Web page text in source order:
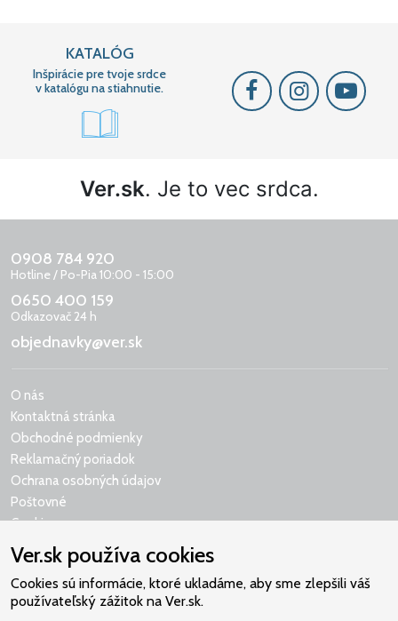
KATALÓG
Inšpirácie pre tvoje srdce
v katalógu na stiahnutie.
Ver.sk. Je to vec srdca.
0908 784 920
Hotline / Po-Pia 10:00 - 15:00
0650 400 159
Odkazovač 24 h
objednavky@ver.sk
O nás
Kontaktná stránka
Obchodné podmienky
Reklamačný poriadok
Ochrana osobných údajov
Poštovné
Cookies
Ver.sk používa cookies
Cookies sú informácie, ktoré ukladáme, aby sme zlepšili váš
používateľský zážitok na Ver.sk.